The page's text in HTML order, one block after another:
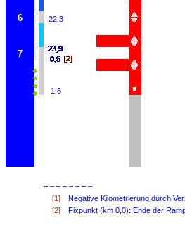
6 22,3
7
]
1,6
– – – – – – – –
[1]
Negative Kilometrierung durch
[2]
Fixpunkt (km 0,0): Ende der